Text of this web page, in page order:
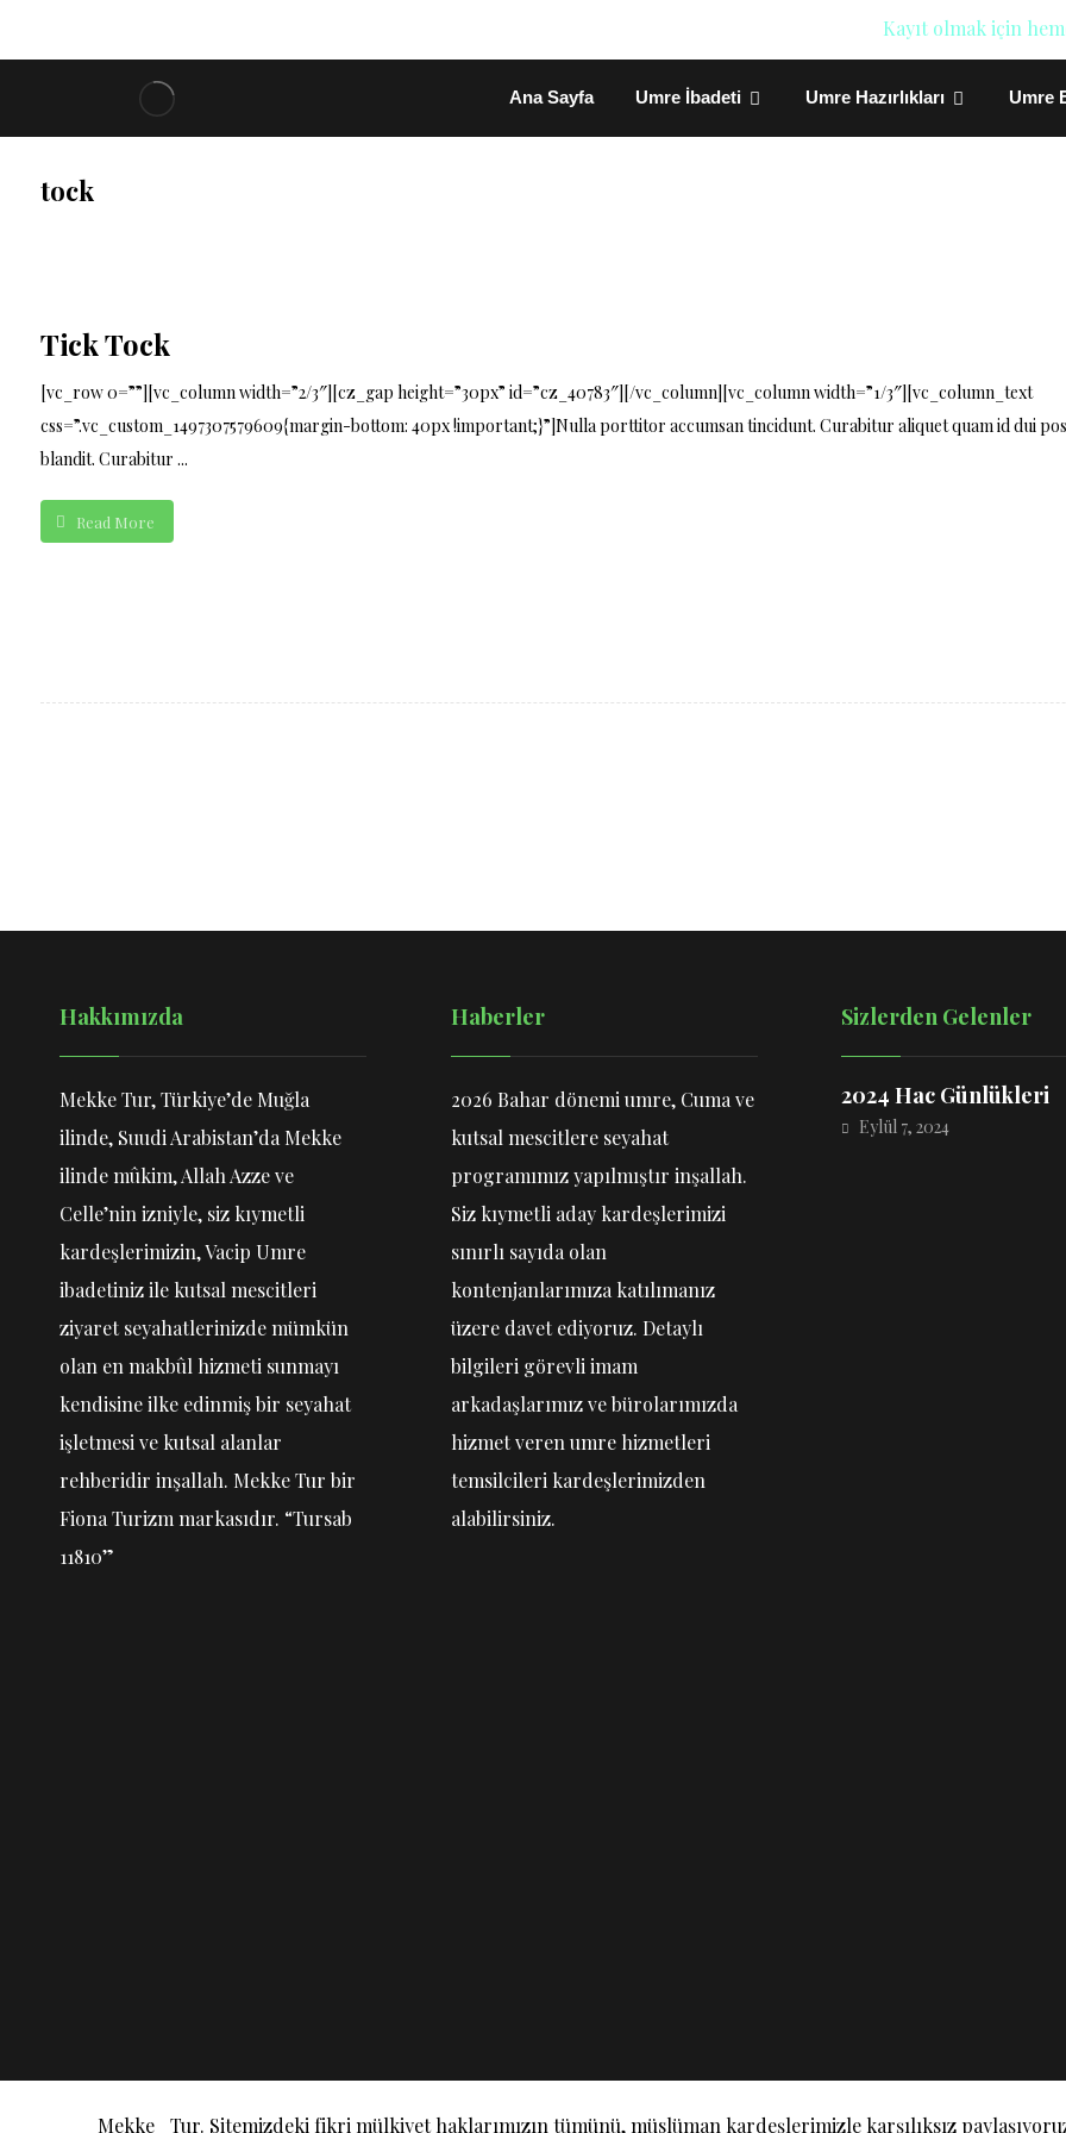
Kayıt olmak için
Ana Sayfa Umre İbadeti Umre Hazırlıkları Umre
tock
Tick Tock
[vc_row 0=””][vc_column width=”2/3″][cz_gap height=”30px” id=”cz_40783″][/vc_column][vc_column width=”1/3″][vc_column_text
css=”.vc_custom_1497307579609{margin-bottom: 40px !important;}”]Nulla porttitor accumsan tincidunt. Curabitur aliquet quam id dui
blandit. Curabitur ...
Read More
Hakkımızda
Mekke Tur, Türkiye’de Muğla
ilinde, Suudi Arabistan’da Mekke
ilinde mûkim, Allah Azze ve
Celle’nin izniyle, siz kıymetli
kardeşlerimizin, Vacip Umre
ibadetiniz ile kutsal mescitleri
ziyaret seyahatlerinizde mümkün
olan en makbûl hizmeti sunmayı
kendisine ilke edinmiş bir seyahat
işletmesi ve kutsal alanlar
rehberidir inşallah. Mekke Tur bir
Fiona Turizm markasıdır. “Tursab
11810”
Haberler
2026 Bahar dönemi umre, Cuma ve
kutsal mescitlere seyahat
programımız yapılmıştır inşallah.
Siz kıymetli aday kardeşlerimizi
sınırlı sayıda olan
kontenjanlarımıza katılımanız
üzere davet ediyoruz. Detaylı
bilgileri görevli imam
arkadaşlarımız ve bürolarımızda
hizmet veren umre hizmetleri
temsilcileri kardeşlerimizden
alabilirsiniz.
Sizlerden Gelenler
2024 Hac Günlükleri
Eylül 7, 2024
Mekke Tur. Sitemizdeki fikri mülkiyet haklarımızın tümünü, müslüman kardeşlerimizle karşılıksız